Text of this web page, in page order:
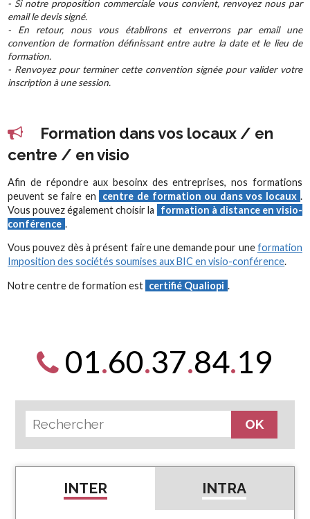
- Si notre proposition commerciale vous convient, renvoyez nous par
email le devis signé.
- En retour, nous vous établirons et enverrons par email une
convention de formation définissant entre autre la date et le lieu de
formation.
- Renvoyez pour terminer cette convention signée pour valider votre
inscription à une session.
Formation dans vos locaux / en
centre / en visio
Afin de répondre aux besoinx des entreprises, nos formations
peuvent se faire en
centre de formation ou dans vos locaux .
Vous pouvez également choisir la
formation à distance en visio-
conférence .
Vous pouvez dès à présent faire une demande pour uneformation
Imposition des sociétés soumises aux BIC en visio-conférence.
Notre centre de formation est certifié Qualiopi .
01.60.37.84.19
INTER INTRA